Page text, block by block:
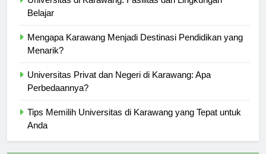
Universitas di Karawang: Fasilitas dan Lingkungan
Mengapa Karawang Menjadi Destinasi Pendidikan yang
Universitas Privat dan Negeri di Karawang: Apa
Tips Memilih Universitas di Karawang yang Tepat untuk